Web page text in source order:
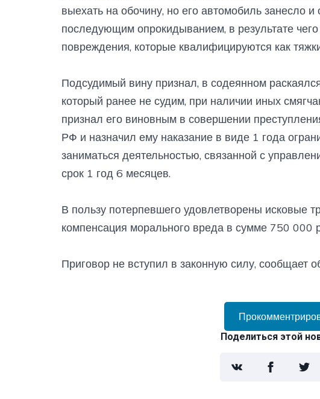
выехать на обочину, но его автомобиль занесло
последующим опрокидыванием, в результате
повреждения, которые квалифицируются как
Подсудимый вину признал, в содеянном
который ранее не судим, при наличии иных
признал его виновным в совершении
РФ и назначил ему наказание в виде 1 года
заниматься деятельностью, связанной с
срок 1 год 6 месяцев.
В пользу потерпевшего удовлетворены исковые
компенсация морального вреда в сумме 750 000
Приговор не вступил в законную силу, сообщает
Поделиться этой